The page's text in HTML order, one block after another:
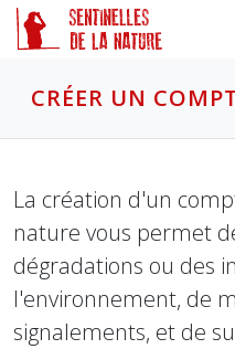
CRÉER UN
La création d'un
nature vous permet
dégradations ou des
l'environnement, de
signalements, et de
Panneau de gestion des